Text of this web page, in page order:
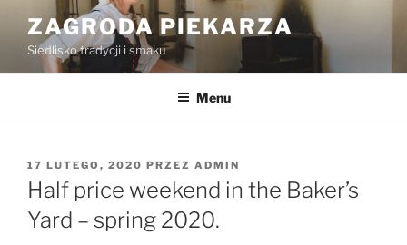
treści
ZAGRODA PIEKARZA
Siedlisko tradycji i smaku
Menu
OPUBLIKOWANE
W
17 LUTEGO, 2020 PRZEZ ADMIN
Half price weekend in the Baker’s
Yard – spring 2020.